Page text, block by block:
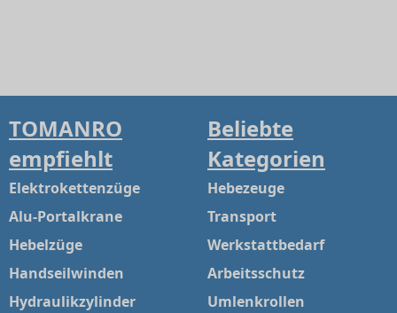
TOMANRO
empfiehlt
Elektrokettenzüge
Alu-Portalkrane
Hebelzüge
Handseilwinden
Hydraulikzylinder
Beliebte
Kategorien
Hebezeuge
Transport
Werkstattbedarf
Arbeitsschutz
Umlenkrollen